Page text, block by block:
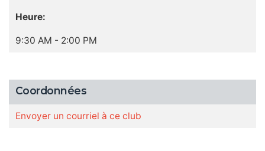
Heure:
9:30 AM - 2:00 PM
Coordonnées
Envoyer un courriel à ce club